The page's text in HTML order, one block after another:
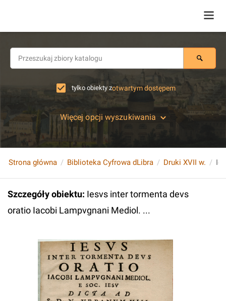
tylko obiekty zotwartym dostępem
Więcej opcji wyszukiwania
Strona główna Biblioteka Cyfrowa dLibra Druki XVII w.
Szczegóły obiektu: Iesvs inter tormenta devs
oratio Iacobi Lampvgnani Mediol. ...